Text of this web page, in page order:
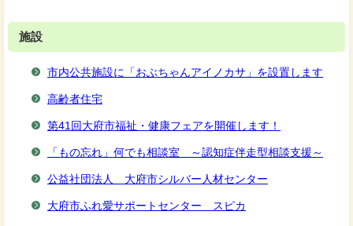
施設
市内公共施設に「おぶちゃんアイノカサ」を設置します
高齢者住宅
第41回大府市福祉・健康フェアを開催します！
「もの忘れ」何でも相談室 ～認知症伴走型相談支援～
公益社団法人 大府市シルバー人材センター
大府市ふれ愛サポートセンター スピカ